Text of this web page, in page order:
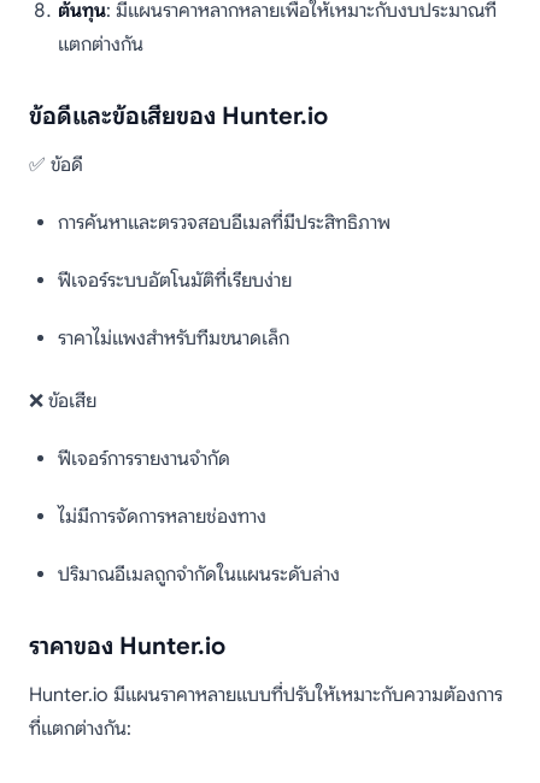
ต้นทุน: มีแผนราคาหลากหลายเพื่อให้เหมาะกับงบประมาณที่
แตกต่างกัน
ข้อดีและข้อเสียของ Hunter.io
✅ ข้อดี
การค้นหาและตรวจสอบอีเมลที่มีประสิทธิภาพ
ฟีเจอร์ระบบอัตโนมัติที่เรียบง่าย
ราคาไม่แพงสำหรับทีมขนาดเล็ก
❌ ข้อเสีย
ฟีเจอร์การรายงานจำกัด
ไม่มีการจัดการหลายช่องทาง
ปริมาณอีเมลถูกจำกัดในแผนระดับล่าง
ราคาของ Hunter.io
Hunter.io มีแผนราคาหลายแบบที่ปรับให้เหมาะกับความต้องการ
ที่แตกต่างกัน: